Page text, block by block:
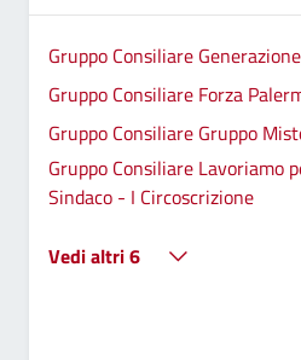
Gruppo Consiliare
Gruppo Consiliare Forza
Gruppo Consiliare Gruppo
Gruppo Consiliare Lavoriamo
Sindaco - I Circoscrizione
Vedi altri 6